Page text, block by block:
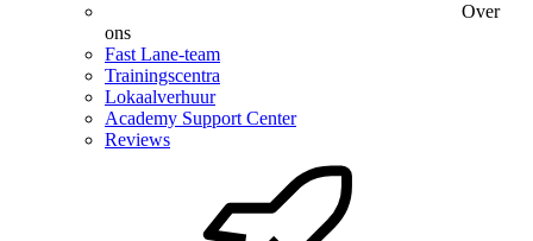
Over
ons
Fast Lane-team
Trainingscentra
Lokaalverhuur
Academy Support Center
Reviews